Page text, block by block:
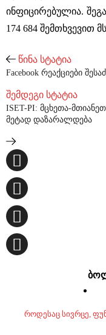
ინფიცირებულია.
174 684
წინა სტატია
Facebook რეაქციები
შემდეგი სტატია
ISET-PI: მცხეთა-
მეტად დაზარალდება
როდესაც სივრცე,